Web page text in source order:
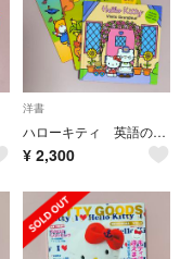
洋書
ハローキティ 英語の絵本 3冊セット
¥ 2,300